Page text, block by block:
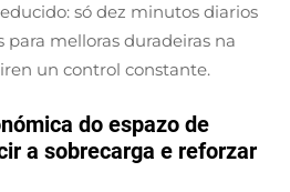
só dez minutos diarios
para melloras duradeiras na
un control constante.
do espazo de
a sobrecarga e reforzar